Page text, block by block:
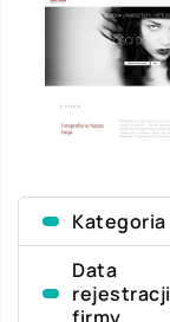
Kategoria
Data
rejestracji